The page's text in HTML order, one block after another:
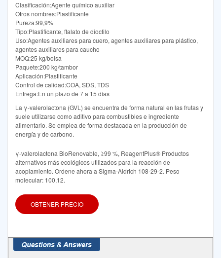
Clasificación:Agente químico auxiliar
Otros nombres:Plastificante
Pureza:99,9%
Tipo:Plastificante, ftalato de dioctilo
Uso:Agentes auxiliares para cuero, agentes auxiliares para plástico,
agentes auxiliares para caucho
MOQ:25 kg/bolsa
Paquete:200 kg/tambor
Aplicación:Plastificante
Control de calidad:COA, SDS, TDS
Entrega:En un plazo de 7 a 15 días
La γ-valerolactona (GVL) se encuentra de forma natural en las frutas y
suele utilizarse como aditivo para combustibles e ingrediente
alimentario. Se emplea de forma destacada en la producción de
energía y de carbono.
γ-valerolactona BioRenovable, ≥99 %, ReagentPlus® Productos
alternativos más ecológicos utilizados para la reacción de
acoplamiento. Ordene ahora a Sigma-Aldrich 108-29-2. Peso
molecular: 100,12.
OBTENER PRECIO